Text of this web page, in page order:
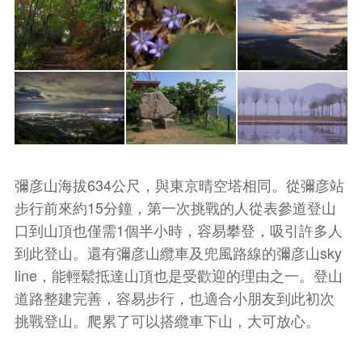
彌彦山海拔634公尺，與東京晴空塔相同。從彌彦站
步行前來約15分鐘，第一次挑戰的人從表參道登山
口到山頂也僅需1個半小時，容易攀登，吸引許多人
到此登山。還有彌彦山纜車及兜風路線的彌彦山sky
line，能輕鬆抵達山頂也是受歡迎的理由之一。登山
道路整建完善，容易步行，也適合小朋友到此初次
挑戰登山。爬累了可以搭纜車下山，大可放心。